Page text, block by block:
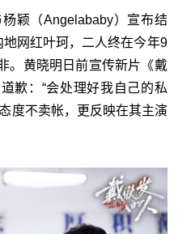
颖（Angelababy）宣布结
网红叶珂，二人终在今年9
。黄晓明日前宣传新片《戴
歉：“会处理好我自己的私
度不卖帐，更反映在其主演